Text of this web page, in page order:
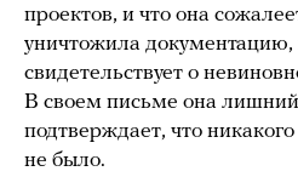
проектов, и что она
уничтожила документацию,
свидетельствует о
В своем письме она
подтверждает, что
не было.